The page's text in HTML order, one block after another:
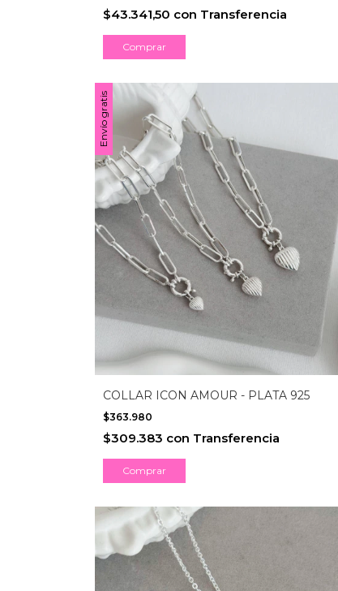
$43.341,50 con Transferencia
Envío gratis
COLLAR ICON AMOUR - PLATA 925
$363.980
$309.383 con Transferencia
Comprar